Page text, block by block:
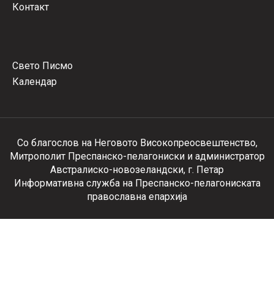
Контакт
Свето Писмо
Календар
Со благослов на Неговото Високопреосвештенство,
Митрополит Преспанско-пелагониски и администратор
Австралиско-новозеландски, г. Петар
Информативна служба на Преспанско-пелагониската
православна епархија